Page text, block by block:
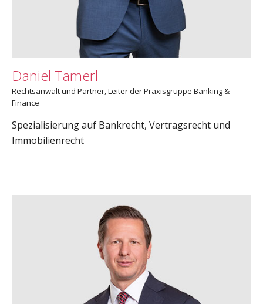
Daniel Tamerl
Rechtsanwalt und Partner, Leiter der Praxisgruppe Banking &
Finance
Spezialisierung auf Bankrecht, Vertragsrecht und
Immobilienrecht